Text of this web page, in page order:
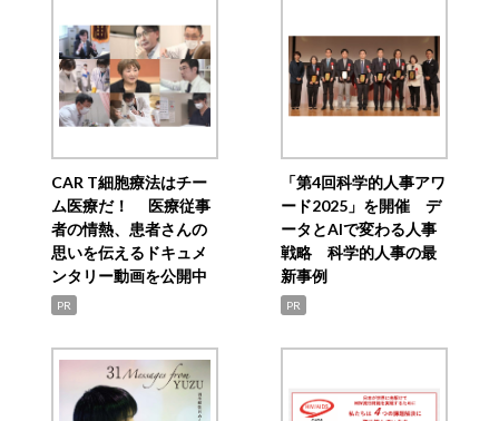
CAR T細胞療法はチー
ム医療だ！ 医療従事
者の情熱、患者さんの
思いを伝えるドキュメ
ンタリー動画を公開中
PR
「第4回科学的人事アワ
ード2025」を開催 デ
ータとAIで変わる人事
戦略 科学的人事の最
新事例
PR